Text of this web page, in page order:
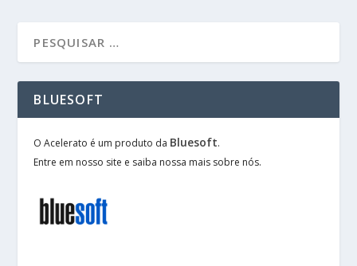
BLUESOFT
O Acelerato é um produto da Bluesoft.
Entre em nosso site e saiba nossa mais sobre nós.